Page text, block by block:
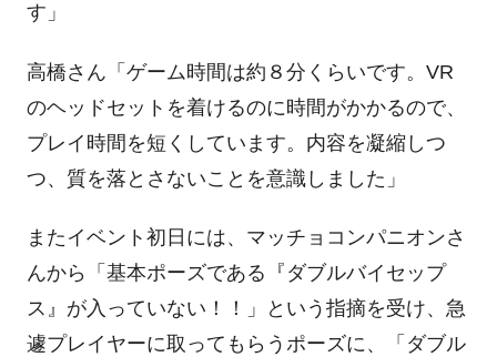
す」
高橋さん「ゲーム時間は約８分くらいです。VR
のヘッドセットを着けるのに時間がかかるので、
プレイ時間を短くしています。内容を凝縮しつ
つ、質を落とさないことを意識しました」
またイベント初日には、マッチョコンパニオンさ
んから「基本ポーズである『ダブルバイセップ
ス』が入っていない！！」という指摘を受け、急
遽プレイヤーに取ってもらうポーズに、「ダブル